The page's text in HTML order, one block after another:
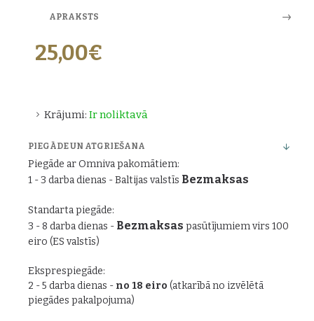
APRAKSTS
Krājumi: Ir noliktavā
25,00€
PIEGĀDE UN ATGRIEŠANA
Piegāde ar Omniva pakomātiem:
1 - 3 darba dienas - Baltijas valstīs Bezmaksas
Standarta piegāde:
3 - 8 darba dienas - Bezmaksas pasūtījumiem virs 100
eiro (ES valstīs)
Eksprespiegāde:
2 - 5 darba dienas - no 18 eiro (atkarībā no izvēlētā
piegādes pakalpojuma)